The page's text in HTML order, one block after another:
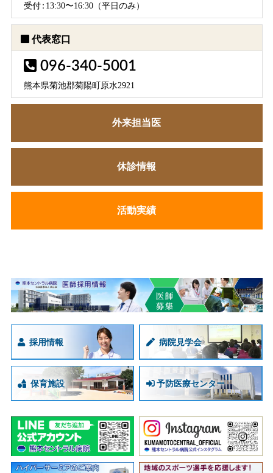
受付： 13:30〜16:30（平日のみ）
代表窓口
096-340-5001
熊本県菊池郡菊陽町原水2921
外来担当医
休診情報
活動実績
採用情報 病院見学会
保育施設 予防医療センター